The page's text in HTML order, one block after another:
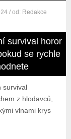
/ od: Redakce
survival horor
se rychle
survival
z hlodavců,
vlnami krys